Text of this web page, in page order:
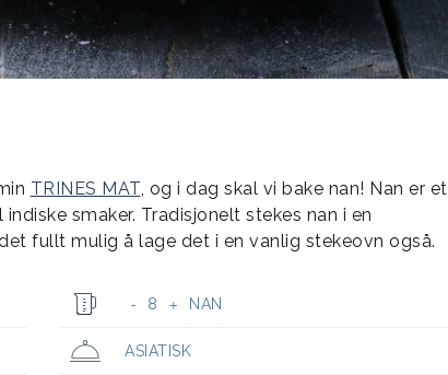
TRINES MAT, og i dag skal vi bake nan! Nan er et
smaker. Tradisjonelt stekes nan i en
fullt mulig å lage det i en vanlig stekeovn også.
- 8 + NAN
ASIATISK